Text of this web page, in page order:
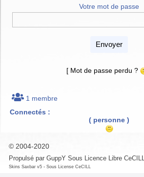
Votre mot de passe
Envoyer
[ Mot de passe perdu ?
1 membre
Connectés :
( personne )
© 2004-2020
Propulsé par GuppYSous Licence Libre CeCILL
Skins Saxbar v5 -Sous License CeCILL